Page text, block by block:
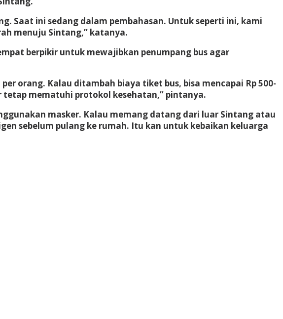
Saat ini sedang dalam pembahasan. Untuk seperti ini, kami
menuju Sintang,” katanya.
berpikir untuk mewajibkan penumpang bus agar
orang. Kalau ditambah biaya tiket bus, bisa mencapai Rp 500-
mematuhi protokol kesehatan,” pintanya.
masker. Kalau memang datang dari luar Sintang atau
sebelum pulang ke rumah. Itu kan untuk kebaikan keluarga